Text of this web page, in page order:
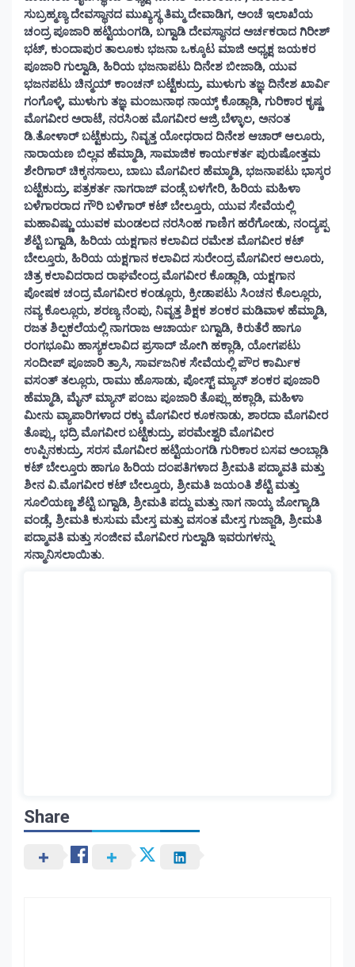
ಸುಬ್ರಹ್ಮಣ್ಯ ದೇವಸ್ಥಾನದ ಮುಖ್ಯಸ್ಥ ತಿಮ್ಮ ದೇವಾಡಿಗ, ಅಂಚೆ ಇಲಾಖೆಯ
ಚಂದ್ರ ಪೂಜಾರಿ ಹಟ್ಟಿಯಂಗಡಿ, ಬಗ್ವಾಡಿ ದೇವಸ್ಥಾನದ ಅರ್ಚಕರಾದ ಗಿರೀಶ್
ಭಟ್, ಕುಂದಾಪುರ ತಾಲೂಕು ಭಜನಾ ಒಕ್ಕೂಟ ಮಾಜಿ ಅಧ್ಯಕ್ಷ ಜಯಕರ
ಪೂಜಾರಿ ಗುಲ್ವಾಡಿ, ಹಿರಿಯ ಭಜನಾಪಟು ದಿನೇಶ ಬೀಜಾಡಿ, ಯುವ
ಭಜನಪಟು ಚಿನ್ಮಯ್ ಕಾಂಚನ್ ಬಟ್ಟೆಕುದ್ರು, ಮುಳುಗು ತಜ್ಞ ದಿನೇಶ ಖಾರ್ವಿ
ಗಂಗೊಳ್ಳಿ, ಮುಳುಗು ತಜ್ಞ ಮಂಜುನಾಥ ನಾಯ್ಕ್ ಕೊಡ್ಲಾಡಿ, ಗುರಿಕಾರ ಕೃಷ್ಣ
ಮೊಗವೀರ ಅರಾಟೆ, ನರಸಿಂಹ ಮೊಗವೀರ ಆಜ್ರಿ ಬೆಳ್ಳಾಲ, ಅನಂತ
ಡಿ.ತೋಳಾರ್ ಬಟ್ಟೆಕುದ್ರು, ನಿವೃತ್ತ ಯೋಧರಾದ ದಿನೇಶ ಆಚಾರ್ ಆಲೂರು,
ನಾರಾಯಣ ಬಿಲ್ಲವ ಹೆಮ್ಮಾಡಿ, ಸಾಮಾಜಿಕ ಕಾರ್ಯಕರ್ತ ಪುರುಷೋತ್ತಮ
ಶೇರಿಗಾರ್ ಚಿಕ್ಕನಸಾಲು, ಬಾಬು ಮೊಗವೀರ ಹೆಮ್ಮಾಡಿ, ಭಜನಾಪಟು ಭಾಸ್ಕರ
ಬಟ್ಟೆಕುದ್ರು, ಪತ್ರಕರ್ತ ನಾಗರಾಜ್ ವಂಡ್ಸೆ ಬಳಗೇರಿ, ಹಿರಿಯ ಮಹಿಳಾ
ಬಳೆಗಾರರಾದ ಗೌರಿ ಬಳೆಗಾರ್ ಕಟ್ ಬೇಲ್ತೂರು, ಯುವ ಸೇವೆಯಲ್ಲಿ
ಮಹಾವಿಷ್ಣು ಯುವಕ ಮಂಡಲದ ನರಸಿಂಹ ಗಾಣಿಗ ಹರೆಗೋಡು, ನಂದ್ಯಪ್ಪ
ಶೆಟ್ಟಿ ಬಗ್ವಾಡಿ, ಹಿರಿಯ ಯಕ್ಷಗಾನ ಕಲಾವಿದ ರಮೇಶ ಮೊಗವೀರ ಕಟ್
ಬೇಲ್ತೂರು, ಹಿರಿಯ ಯಕ್ಷಗಾನ ಕಲಾವಿದ ಸುರೇಂದ್ರ ಮೊಗವೀರ ಆಲೂರು,
ಚಿತ್ರ ಕಲಾವಿದರಾದ ರಾಘವೇಂದ್ರ ಮೊಗವೀರ ಕೊಡ್ಲಾಡಿ, ಯಕ್ಷಗಾನ
ಪೋಷಕ ಚಂದ್ರ ಮೊಗವೀರ ಕಂಡ್ಲೂರು, ಕ್ರೀಡಾಪಟು ಸಿಂಚನ ಕೊಲ್ಲೂರು,
ನವ್ಯ ಕೊಲ್ಲೂರು, ಶರಣ್ಯ ನೆಂಪು, ನಿವೃತ್ತ ಶಿಕ್ಷಕ ಶಂಕರ ಮಡಿವಾಳ ಹೆಮ್ಮಾಡಿ,
ರಜತ ಶಿಲ್ಪಕಲೆಯಲ್ಲಿ ನಾಗರಾಜ ಆಚಾರ್ಯ ಬಗ್ವಾಡಿ, ಕಿರುತೆರೆ ಹಾಗೂ
ರಂಗಭೂಮಿ ಹಾಸ್ಯಕಲಾವಿದ ಪ್ರಸಾದ್ ಜೋಗಿ ಹಕ್ಲಾಡಿ, ಯೋಗಪಟು
ಸಂದೀಪ್ ಪೂಜಾರಿ ತ್ರಾಸಿ, ಸಾರ್ವಜನಿಕ ಸೇವೆಯಲ್ಲಿ ಪೌರ ಕಾರ್ಮಿಕ
ವಸಂತ್ ತಲ್ಲೂರು, ರಾಮು ಹೊಸಾಡು, ಪೋಸ್ಟ್ ಮ್ಯಾನ್ ಶಂಕರ ಪೂಜಾರಿ
ಹೆಮ್ಮಾಡಿ, ಮೈನ್ ಮ್ಯಾನ್ ಪಂಜು ಪೂಜಾರಿ ತೊಪ್ಲು ಹಕ್ಲಾಡಿ, ಮಹಿಳಾ
ಮೀನು ವ್ಯಾಪಾರಿಗಳಾದ ರಕ್ಕು ಮೊಗವೀರ ಕೂಕನಾಡು, ಶಾರದಾ ಮೊಗವೀರ
ತೊಪ್ಲು, ಭದ್ರಿ ಮೊಗವೀರ ಬಟ್ಟೆಕುದ್ರು, ಪರಮೇಶ್ವರಿ ಮೊಗವೀರ
ಉಪ್ಪಿನಕುದ್ರು, ಸರಸ ಮೊಗವೀರ ಹಟ್ಟಿಯಂಗಡಿ ಗುರಿಕಾರ ಬಸವ ಅಂಬ್ಲಾಡಿ
ಕಟ್ ಬೇಲ್ತೂರು ಹಾಗೂ ಹಿರಿಯ ದಂಪತಿಗಳಾದ ಶ್ರೀಮತಿ ಪದ್ಮಾವತಿ ಮತ್ತು
ಶೀನ ವಿ.ಮೊಗವೀರ ಕಟ್ ಬೇಲ್ತೂರು, ಶ್ರೀಮತಿ ಜಯಂತಿ ಶೆಟ್ಟಿ ಮತ್ತು
ಸೂಲಿಯಣ್ಣ ಶೆಟ್ಟಿ ಬಗ್ವಾಡಿ, ಶ್ರೀಮತಿ ಪದ್ದು ಮತ್ತು ನಾಗ ನಾಯ್ಕ ಜೋಗ್ಯಾಡಿ
ವಂಡ್ಸೆ, ಶ್ರೀಮತಿ ಕುಸುಮ ಮೇಸ್ತ ಮತ್ತು ವಸಂತ ಮೇಸ್ತ ಗುಜ್ಜಾಡಿ, ಶ್ರೀಮತಿ
ಪದ್ಮಾವತಿ ಮತ್ತು ಸಂಜೀವ ಮೊಗವೀರ ಗುಲ್ವಾಡಿ ಇವರುಗಳನ್ನು
ಸನ್ಮಾನಿಸಲಾಯಿತು.
Share